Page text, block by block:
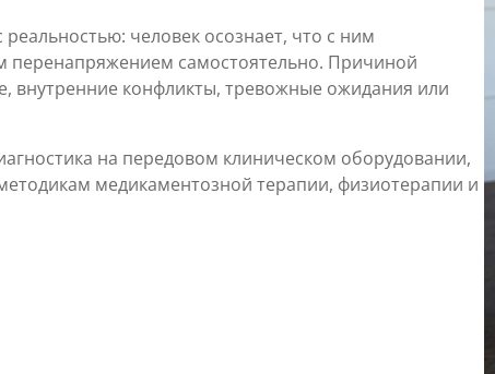
человек осознает, что с ним
перенапряжением самостоятельно. Причиной
внутренние конфликты, тревожные ожидания или
на передовом клиническом оборудовании,
медикаментозной терапии, физиотерапии и